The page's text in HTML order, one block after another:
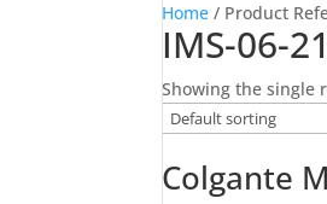
Home / Product
IMS-06-
Showing the single
Colgante